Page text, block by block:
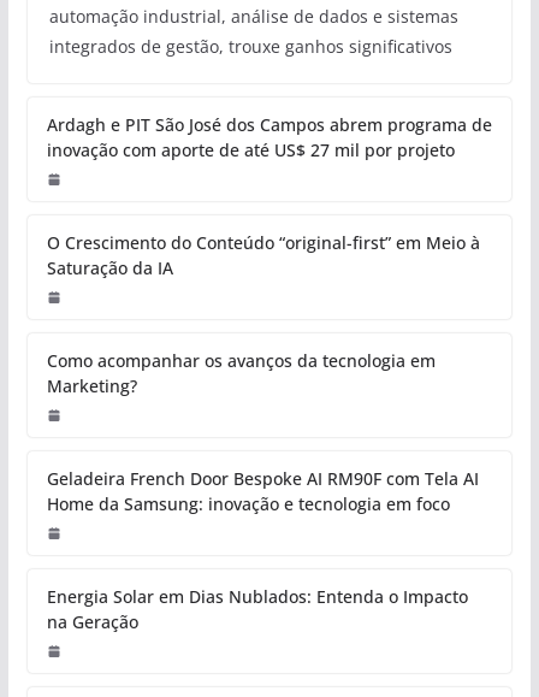
automação industrial, análise de dados e sistemas
integrados de gestão, trouxe ganhos significativos
Ardagh e PIT São José dos Campos abrem programa de
inovação com aporte de até US$ 27 mil por projeto
O Crescimento do Conteúdo “original-first” em Meio à
Saturação da IA
Como acompanhar os avanços da tecnologia em
Marketing?
Geladeira French Door Bespoke AI RM90F com Tela AI
Home da Samsung: inovação e tecnologia em foco
Energia Solar em Dias Nublados: Entenda o Impacto
na Geração